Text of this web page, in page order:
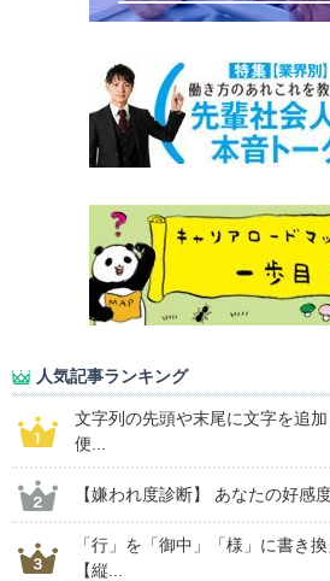
人気記事ランキング
文字列の先頭や末尾に文字を追
便...
【嫌われ度診断】 あなたの好感
「行」を「御中」「様」に書き
【縦...